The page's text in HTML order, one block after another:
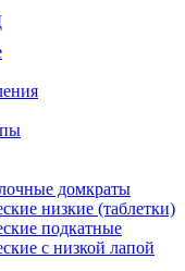
домкраты
низкие (таблетки)
подкатные
с низкой лапой